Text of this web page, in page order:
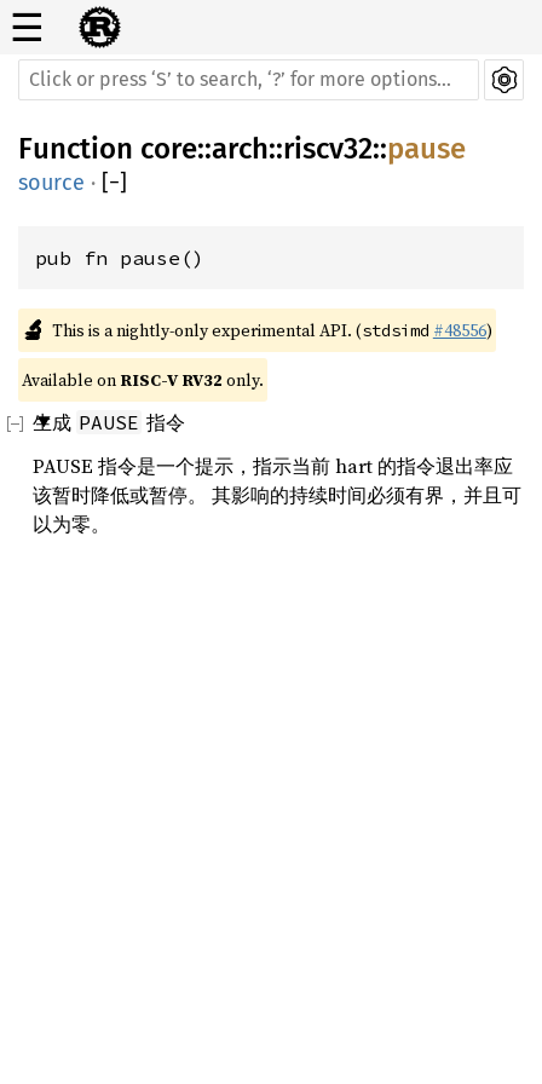
☰
Function core::arch::riscv32::pause
source · [−]
pub fn pause()
🔬 This is a nightly-only experimental API. (stdsimd #48556)
Available on RISC-V RV32 only.
生成 PAUSE 指令
PAUSE 指令是一个提示，指示当前 hart 的指令退出率应
该暂时降低或暂停。 其影响的持续时间必须有界，并且可
以为零。